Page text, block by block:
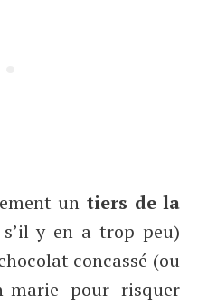
un tiers de la
y en a trop peu)
concassé (ou
marie pour risquer